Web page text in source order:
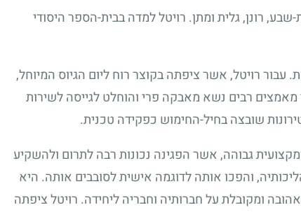
רונן, גלית ומתן. רויטל למדה בבית-הספר היסודי
רויטל, אשר ציפתה בקוצר רוח ליום הגיוס המיוחל,
רבים נשא מאבקה פרי והוחלט לגייסה לשירות
שובצה בחיל-החימוש כפקידה טכנית.
גבוהה, אשר הפגינה נכונות רבה לתרום ולהשקיע
והפכו אותה לדוגמה אישית לסובבים אותה. היא
ומקובלת על חברותיה וחבריה ליחידה. רויטל ציפתה